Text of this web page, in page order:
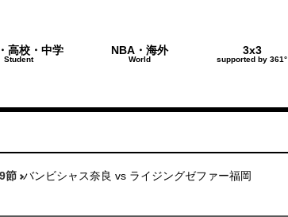
高校・中学
Student
NBA・海外
World
3x3
supported by 361°
節 バンビシャス奈良 vs ライジングゼファー福岡